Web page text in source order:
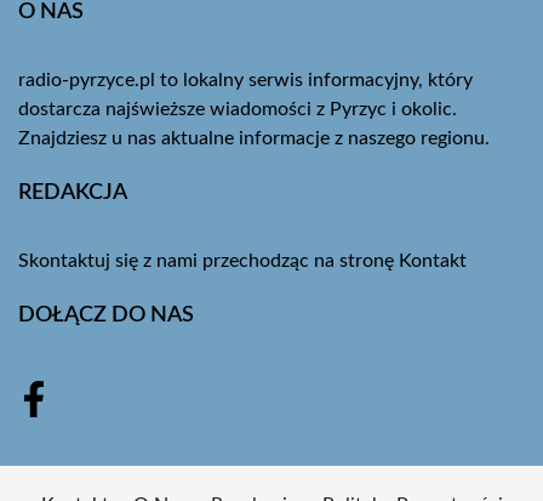
O NAS
radio-pyrzyce.pl to lokalny serwis informacyjny, który
dostarcza najświeższe wiadomości z Pyrzyc i okolic.
Znajdziesz u nas aktualne informacje z naszego regionu.
REDAKCJA
Skontaktuj się z nami przechodząc na stronę Kontakt
DOŁĄCZ DO NAS